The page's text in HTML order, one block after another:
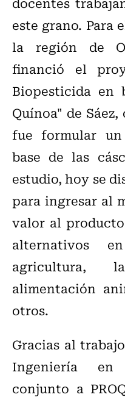
este grano. Para
la región de
financió el
Biopesticida en
Quínoa" de
fue formular
base de las
estudio, hoy se
para ingresar al
valor al
alternativos
agricultura,
alimentación
otros.
Gracias al
Ingeniería en
conjunto a